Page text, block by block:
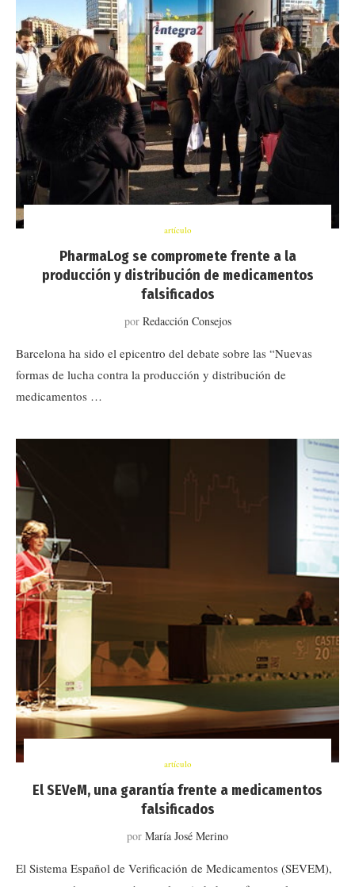
artículo
PharmaLog se compromete frente a la
producción y distribución de medicamentos
falsificados
por Redacción Consejos
Barcelona ha sido el epicentro del debate sobre las “Nuevas
formas de lucha contra la producción y distribución de
medicamentos …
artículo
El SEVeM, una garantía frente a medicamentos
falsificados
por María José Merino
El Sistema Español de Verificación de Medicamentos (SEVEM),